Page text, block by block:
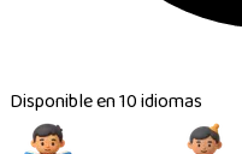
Disponible en 10 idiomas